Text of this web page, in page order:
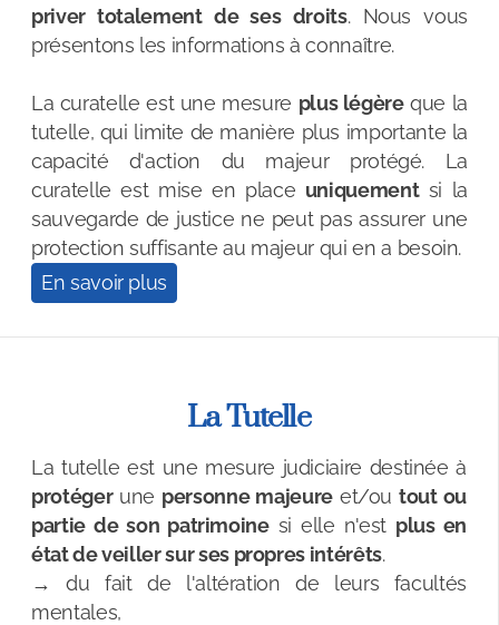
priver totalement de ses droits. Nous vous
présentons les informations à connaître.
La curatelle est une mesure plus légèreque la
tutelle, qui limite de manière plus importante la
capacité d'action du majeur protégé. La
curatelle est mise en place uniquementsi la
sauvegarde de justice ne peut pas assurer une
protection suffisante au majeur qui en a besoin.
En savoir plus
La Tutelle
La tutelle est une mesure judiciaire destinée à
protégerune personne majeureet/outout ou
partie de son patrimoinesi elle n'est plus en
état de veiller sur ses propres intérêts.
→ du fait de l'altération de leurs facultés
mentales,